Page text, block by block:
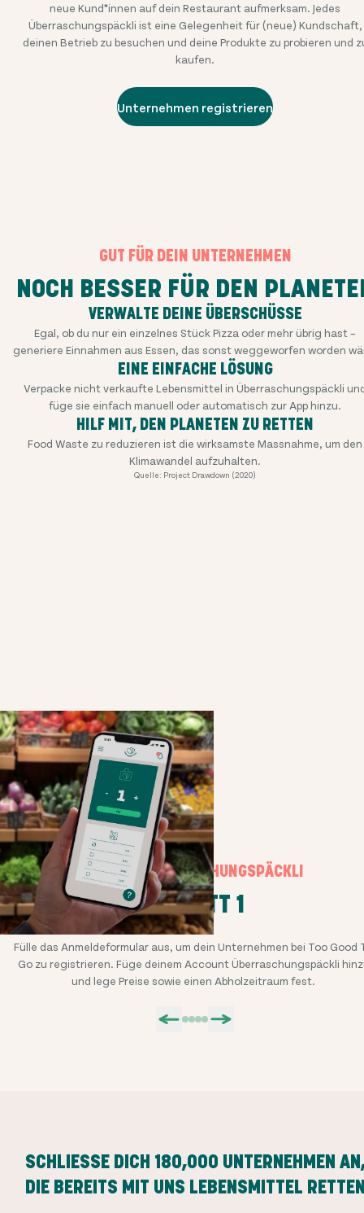
neue Kund*innen auf dein Restaurant aufmerksam. Jedes
Überraschungspäckli ist eine Gelegenheit für (neue) Kundschaft,
deinen Betrieb zu besuchen und deine Produkte zu probieren und
kaufen.
Unternehmen registrieren
GUT FÜR DEIN UNTERNEHMEN
NOCH BESSER FÜR DEN
VERWALTE DEINE ÜBERSCHÜSSE
Egal, ob du nur ein einzelnes Stück Pizza oder mehr übrig hast –
generiere Einnahmen aus Essen, das sonst weggeworfen worden
EINE EINFACHE LÖSUNG
Verpacke nicht verkaufte Lebensmittel in Überraschungspäckli
füge sie einfach manuell oder automatisch zur App hinzu.
HILF MIT, DEN PLANETEN ZU RETTEN
Food Waste zu reduzieren ist die wirksamste Massnahme, um den
Klimawandel aufzuhalten.
Quelle: Project Drawdown (2020)
UNSERE ÜBERRASCHUNGSPÄCKLI
SCHRITT 1
Fülle das Anmeldeformular aus, um dein Unternehmen bei Too Good
Go zu registrieren. Füge deinem Account Überraschungspäckli
und lege Preise sowie einen Abholzeitraum fest.
SCHLIESSE DICH 180,000 UNTERNEHMEN
DIE BEREITS MIT UNS LEBENSMITTEL